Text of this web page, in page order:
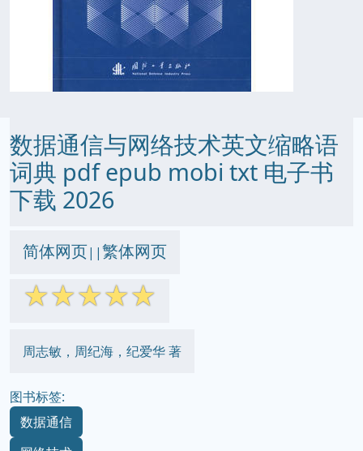
数据通信与网络技术英文缩略语
词典 pdf epub mobi txt 电子书
下载 2026
简体网页||繁体网页
☆☆☆☆☆
周志敏，周纪海，纪爱华 著
图书标签:
数据通信